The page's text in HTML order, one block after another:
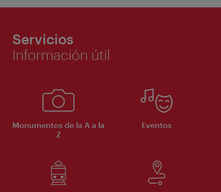
Servicios
Información útil
Monumentos de la A a la
Z
Eventos